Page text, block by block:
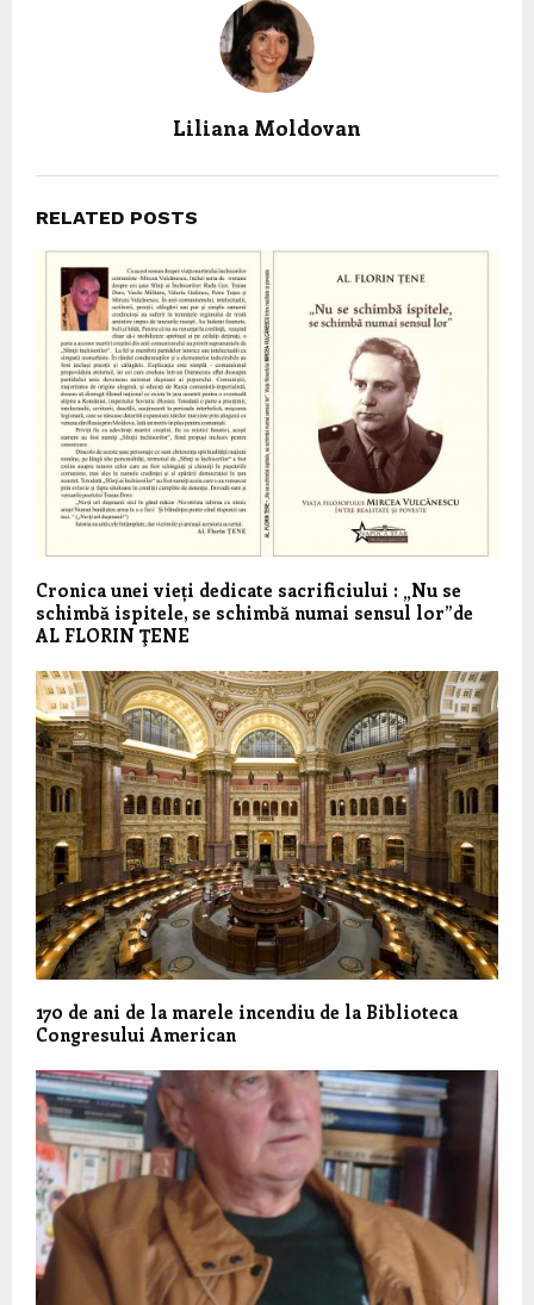
Liliana Moldovan
RELATED POSTS
Cronica unei vieți dedicate sacrificiului : „Nu se
schimbă ispitele, se schimbă numai sensul lor”de
AL FLORIN ŢENE
170 de ani de la marele incendiu de la Biblioteca
Congresului American